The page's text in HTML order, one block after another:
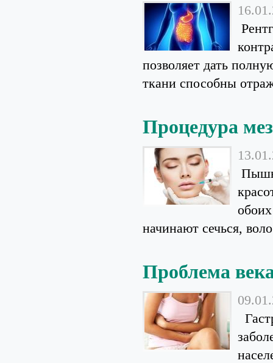
позволяет дать
ткани способны
Процедура
начинают сечься,
Проблема